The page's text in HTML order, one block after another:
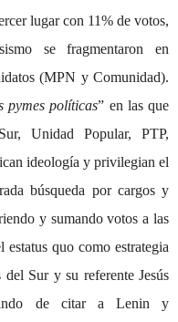
lugar con 11% de votos,
se fragmentaron en
(MPN y Comunidad).
pymes políticas” en las que
Unidad Popular, PTP,
ideología y privilegian el
búsqueda por cargos y
y sumando votos a las
estatus quo como estrategia
Sur y su referente Jesús
de citar a Lenin y